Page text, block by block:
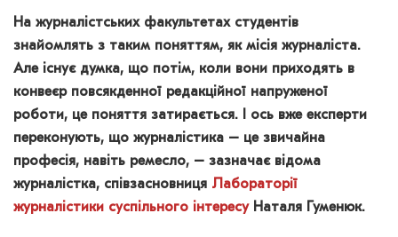
На журналістських факультетах студентів
знайомлять з таким поняттям, як місія журналіста.
Але існує думка, що потім, коли вони приходять в
конвеєр повсякденної редакційної напруженої
роботи, це поняття затирається. І ось вже експерти
переконують, що журналістика – це звичайна
професія, навіть ремесло, – зазначає відома
журналістка, співзасновниця Лабораторії
журналістики суспільного інтересуНаталя Гуменюк.